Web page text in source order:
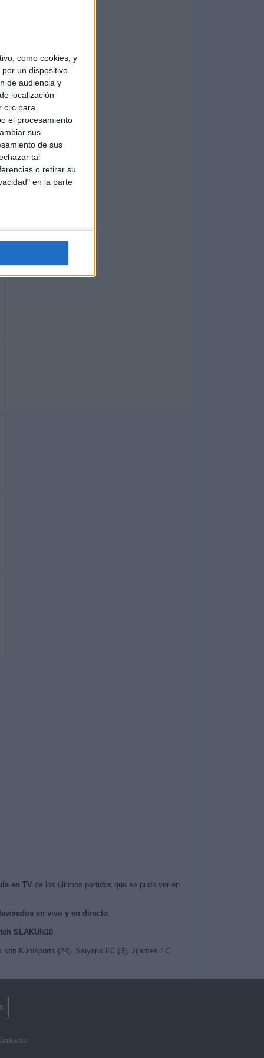
como cookies, y
un dispositivo
de audiencia y
localización
clic para
el procesamiento
sus
de sus
tal
o retirar su
en la parte
en TV de los últimos partidos que se pudo ver en
en vivo y en directo.
SLAKUN10.
Kunisports (24), Saiyans FC (3), Jijantes FC